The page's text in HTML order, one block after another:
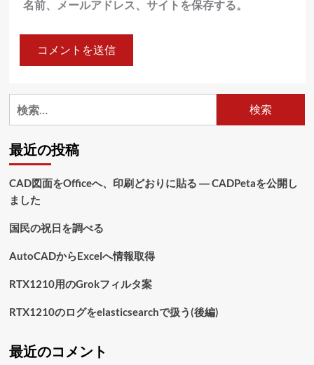
名前、メールアドレス、サイトを保存する。
検
索:
最近の投稿
CAD図面をOfficeへ、印刷どおりに貼る ― CADPetaを公開し
ました
国民の祝日を調べる
AutoCADからExcelへ情報取得
RTX1210用のGrokフィルタ案
RTX1210のログをelasticsearchで扱う(後編)
最近のコメント